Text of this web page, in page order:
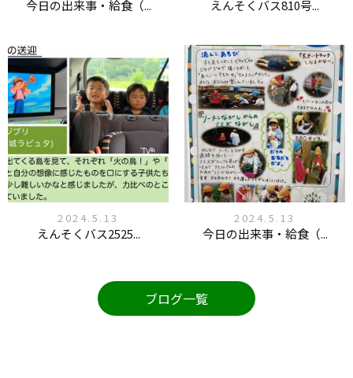
今日の出来事・給食（... えんそくバス810号...
2024.5.13
えんそくバス2525...
2024.5.13
今日の出来事・給食（...
ブログ一覧